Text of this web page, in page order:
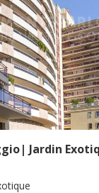
Jardin